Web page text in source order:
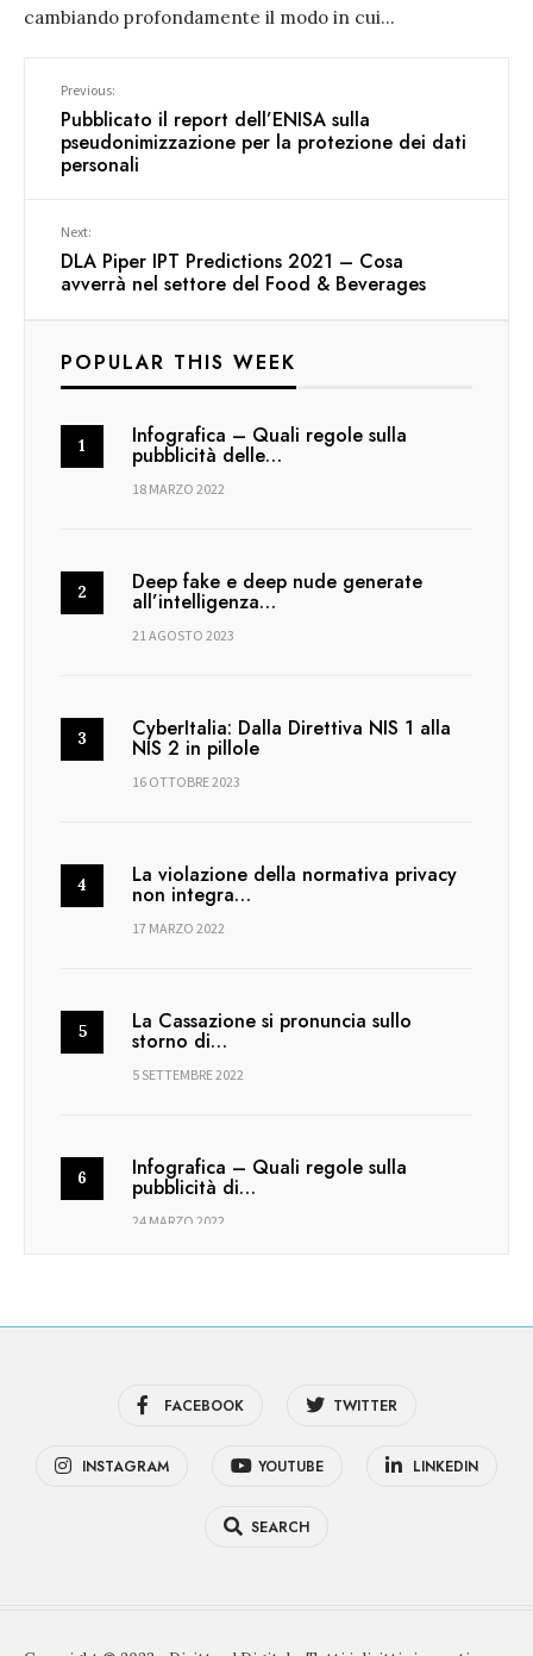
cambiando profondamente il modo in cui...
Previous:
Pubblicato il report dell’ENISA sulla
pseudonimizzazione per la protezione dei dati
personali
Next:
DLA Piper IPT Predictions 2021 – Cosa
avverrà nel settore del Food & Beverages
POPULAR THIS WEEK
Infografica – Quali regole sulla
pubblicità delle…
18 MARZO 2022
Deep fake e deep nude generate
all’intelligenza…
21 AGOSTO 2023
CyberItalia: Dalla Direttiva NIS 1 alla
NIS 2 in pillole
16 OTTOBRE 2023
La violazione della normativa privacy
non integra…
17 MARZO 2022
La Cassazione si pronuncia sullo
storno di…
5 SETTEMBRE 2022
Infografica – Quali regole sulla
pubblicità di…
24 MARZO 2022
FACEBOOK TWITTER
INSTAGRAM YOUTUBE LINKEDIN
SEARCH